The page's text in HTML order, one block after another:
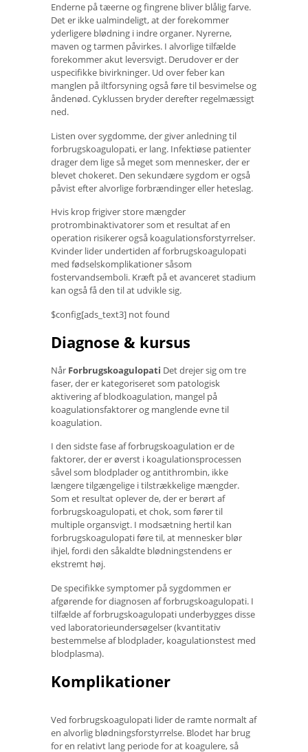
Enderne på tæerne og fingrene bliver blålig farve.
Det er ikke ualmindeligt, at der forekommer
yderligere blødning i indre organer. Nyrerne,
maven og tarmen påvirkes. I alvorlige tilfælde
forekommer akut leversvigt. Derudover er der
uspecifikke bivirkninger. Ud over feber kan
manglen på iltforsyning også føre til besvimelse og
åndenød. Cyklussen bryder derefter regelmæssigt
ned.
Listen over sygdomme, der giver anledning til
forbrugskoagulopati, er lang. Infektiøse patienter
drager dem lige så meget som mennesker, der er
blevet chokeret. Den sekundære sygdom er også
påvist efter alvorlige forbrændinger eller heteslag.
Hvis krop frigiver store mængder
protrombinaktivatorer som et resultat af en
operation risikerer også koagulationsforstyrrelser.
Kvinder lider undertiden af ​​forbrugskoagulopati
med fødselskomplikationer såsom
fostervandsemboli. Kræft på et avanceret stadium
kan også få den til at udvikle sig.
$config[ads_text3] not found
Diagnose & kursus
Når Forbrugskoagulopati Det drejer sig om tre
faser, der er kategoriseret som patologisk
aktivering af blodkoagulation, mangel på
koagulationsfaktorer og manglende evne til
koagulation.
I den sidste fase af forbrugskoagulation er de
faktorer, der er øverst i koagulationsprocessen
såvel som blodplader og antithrombin, ikke
længere tilgængelige i tilstrækkelige mængder.
Som et resultat oplever de, der er berørt af
forbrugskoagulopati, et chok, som fører til
multiple organsvigt. I modsætning hertil kan
forbrugskoagulopati føre til, at mennesker blør
ihjel, fordi den såkaldte blødningstendens er
ekstremt høj.
De specifikke symptomer på sygdommen er
afgørende for diagnosen af ​​forbrugskoagulopati. I
tilfælde af forbrugskoagulopati underbygges disse
ved laboratorieundersøgelser (kvantitativ
bestemmelse af blodplader, koagulationstest med
blodplasma).
Komplikationer
Ved forbrugskoagulopati lider de ramte normalt af
en alvorlig blødningsforstyrrelse. Blodet har brug
for en relativt lang periode for at koagulere, så